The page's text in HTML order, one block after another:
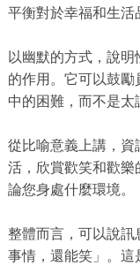
平衡對於幸福和生活
以幽默的方式，說
的作用。它可以鼓
中的困難，而不是太
從比喻意義上講，資
活，欣賞歡笑和歡樂
論您身處什麼環境。
整體而言，可以說訊
事情，還能笑」。這